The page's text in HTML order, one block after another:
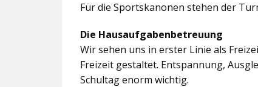
Für die Sportskanonen stehen der
Die Hausaufgabenbetreuung
Wir sehen uns in erster Linie als
Freizeit gestaltet. Entspannung,
Schultag enorm wichtig.